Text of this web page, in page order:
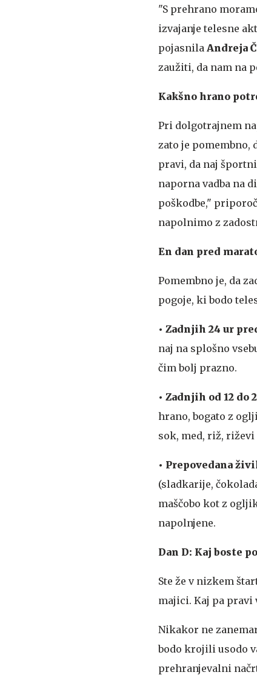
"S prehrano
izvajanje telesne
pojasnila Andreja
zaužiti, da nam na
Kakšno hrano
Pri dolgotrajnem
zato je
pravi, da naj
naporna vadba na
poškodbe,"
napolnimo z
En dan pred
Pomembno je, da
pogoje, ki bodo
• Zadnjih 24 ur
naj na splošno
čim bolj prazno.
• Zadnjih od 12 do
hrano, bogato z
sok, med, riž,
• Prepovedana
(sladkarije,
maščobo kot z
napolnjene.
Dan D: Kaj boste
Ste že v nizkem
majici. Kaj pa pravi
Nikakor ne
bodo krojili usodo
prehranjevalni